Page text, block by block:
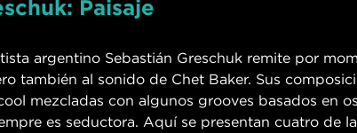
Paisaje
argentino Sebastián Greschuk remite por
también al sonido de Chet Baker. Sus
mezcladas con algunos grooves basados en
es seductora. Aquí se presentan cuatro de